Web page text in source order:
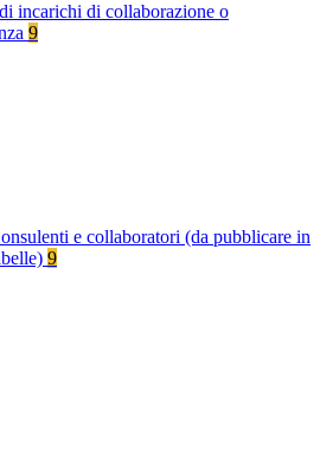
incarichi di collaborazione o
9
e collaboratori (da pubblicare in
9